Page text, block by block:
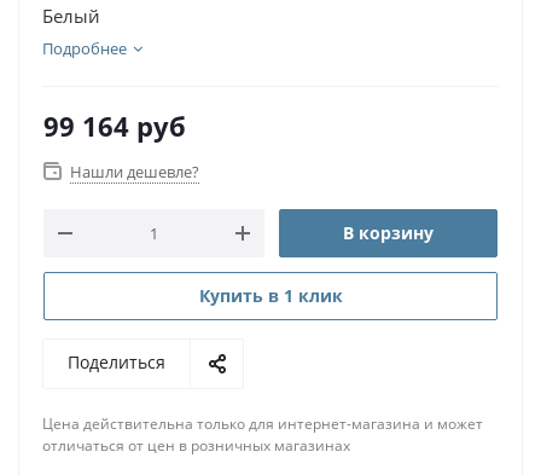
Белый
Подробнее
99 164 руб
Нашли дешевле?
В корзину
Купить в 1 клик
Поделиться
Цена действительна только для интернет-магазина и может
отличаться от цен в розничных магазинах